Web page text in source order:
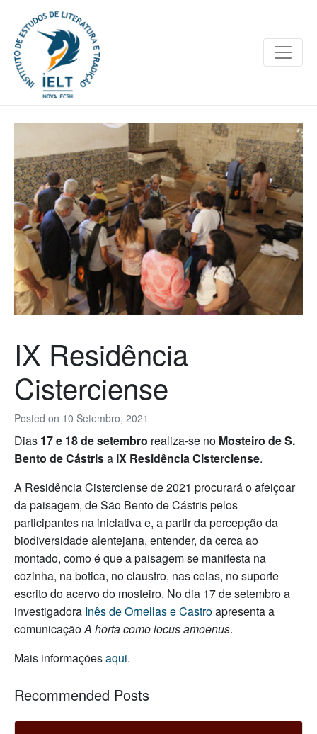
Posted on 10 Setembro, 2021
IX Residência
Cisterciense
Dias 17 e 18 de setembro realiza-se no Mosteiro de S.
Bento de Cástrisa IX Residência Cisterciense.
A Residência Cisterciense de 2021 procurará o afeiçoar
da paisagem, de São Bento de Cástris pelos
participantes na iniciativa e, a partir da percepção da
biodiversidade alentejana, entender, da cerca ao
montado, como é que a paisagem se manifesta na
cozinha, na botica, no claustro, nas celas, no suporte
escrito do acervo do mosteiro. No dia 17 de setembro a
investigadora Inês de Ornellas e Castroapresenta a
comunicaçãoA horta como locus amoenus.
Mais informaçõesaqui.
Recommended Posts